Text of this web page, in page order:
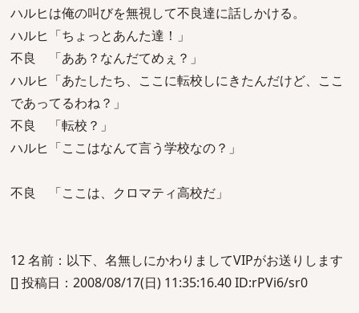
ハルヒは俺の叫びを無視して不良達に話しかける。
ハルヒ「ちょっとあんた達！」
不良 「ああ？なんだてめぇ？」
ハルヒ「あたしたち、ここに転校しにきたんだけど、ここ
であってるわね？」
不良 「転校？」
ハルヒ「ここはなんて言う学校なの？」
不良 「ここは、クロマティ高校だ」
12 名前：以下、名無しにかわりましてVIPがお送りします
[] 投稿日：2008/08/17(日) 11:35:16.40 ID:rPVi6/sr0